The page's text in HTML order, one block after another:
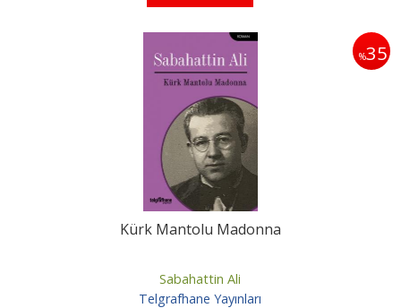
%35
Kürk Mantolu Madonna
Sabahattin Ali
Telgrafhane Yayınları